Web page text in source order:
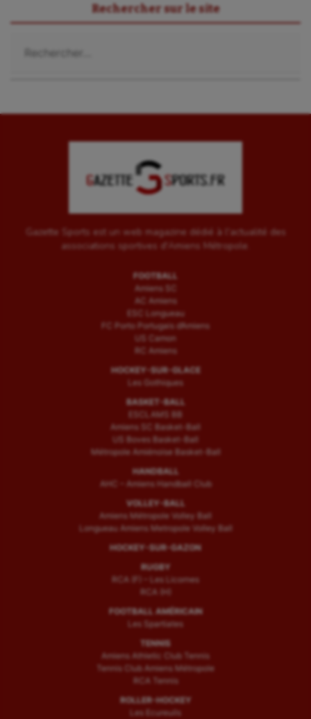
Rechercher sur le site
Gazette Sports est un web magazine dédié à l'actualité des
associations sportives d'Amiens Métropole.
FOOTBALL
Amiens SC
AC Amiens
ESC Longueau
FC Porto Portugais d’Amiens
US Camon
RC Amiens
HOCKEY-SUR-GLACE
Les Gothiques
BASKET-BALL
ESCLAMS BB
Amiens SC Basket-Ball
US Boves Basket-Ball
Métropole Amiénoise Basket-Ball
HANDBALL
AHC – Amiens Handball Club
VOLLEY-BALL
Amiens Métropole Volley Ball
Longueau Amiens Metropole Volley Ball
HOCKEY-SUR-GAZON
RUGBY
RCA (F) – Les Licornes
RCA (H)
FOOTBALL AMÉRICAIN
Les Spartiates
TENNIS
Amiens Athletic Club Tennis
Tennis Club Amiens Métropole
RCA Tennis
ROLLER-HOCKEY
Les Ecureuils